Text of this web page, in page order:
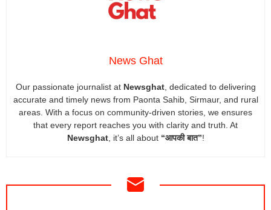
News Ghat
Our passionate journalist at Newsghat, dedicated to delivering
accurate and timely news from Paonta Sahib, Sirmaur, and rural
areas. With a focus on community-driven stories, we ensures
that every report reaches you with clarity and truth. At
Newsghat, it’s all about “आपकी बात”!